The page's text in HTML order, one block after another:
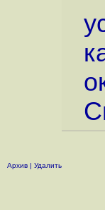
Архив | Удалить